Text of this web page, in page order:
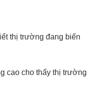
thị trường đang biến
cao cho thấy thị trường